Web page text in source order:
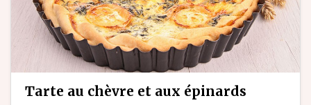
tarte au chèvre et aux épinards